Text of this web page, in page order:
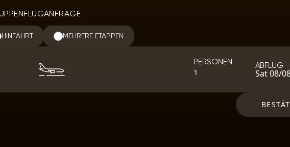
HINFAHRT MEHRERE ETAPPEN
PERSONEN ABFLUG
Sat 08/